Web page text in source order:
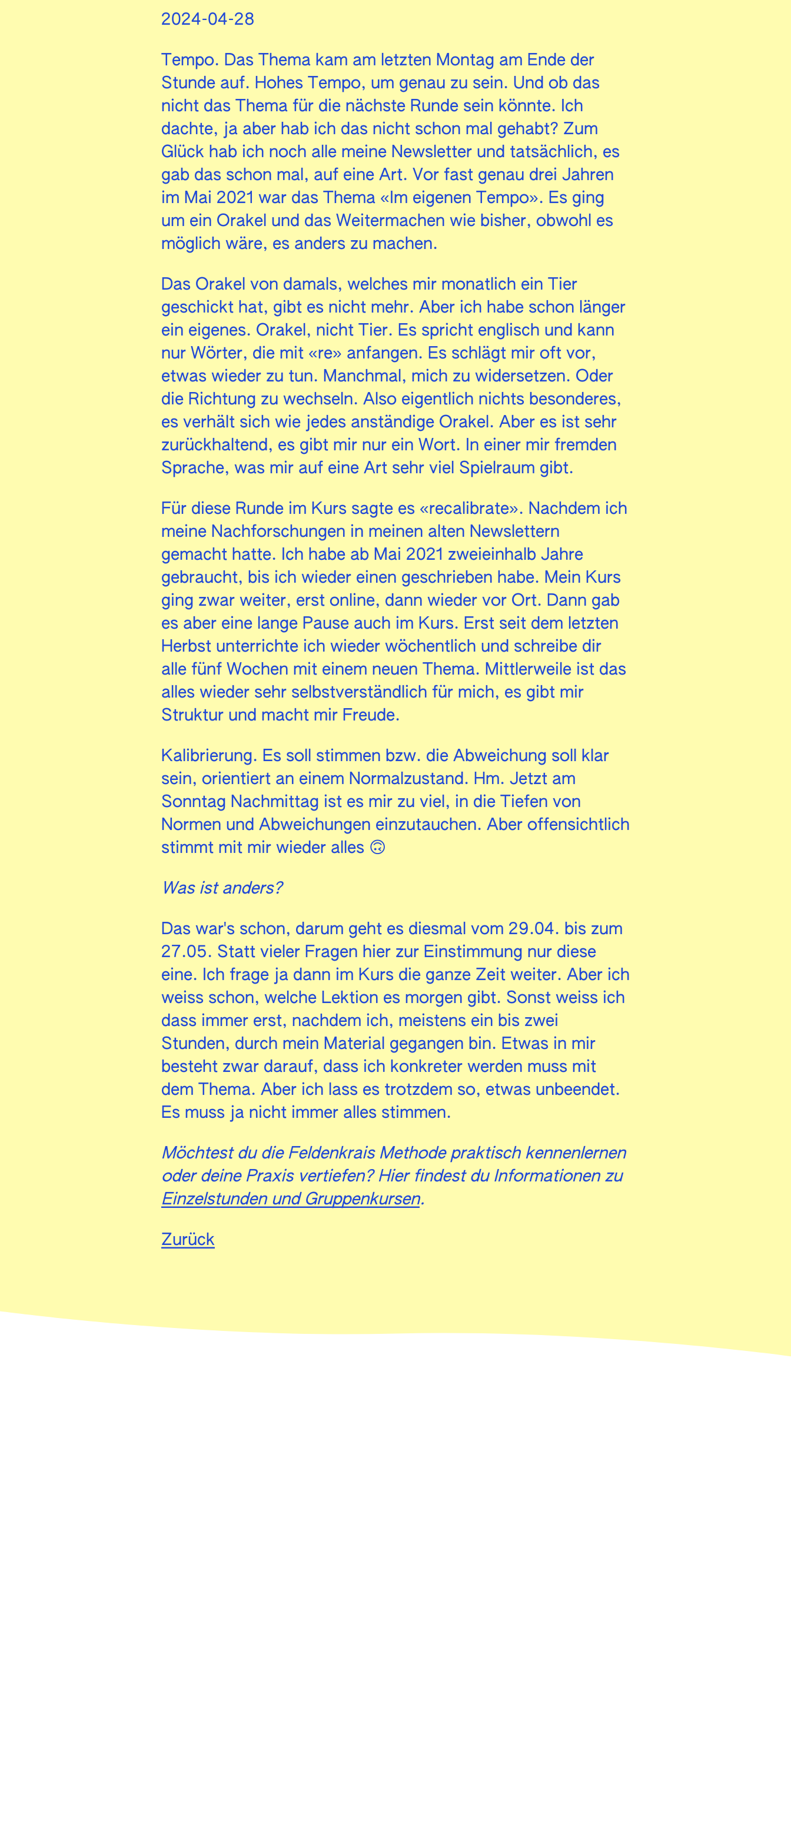
2024-04-28
Tempo. Das Thema kam am letzten Montag am Ende der
Stunde auf. Hohes Tempo, um genau zu sein. Und ob das
nicht das Thema für die nächste Runde sein könnte. Ich
dachte, ja aber hab ich das nicht schon mal gehabt? Zum
Glück hab ich noch alle meine Newsletter und tatsächlich, es
gab das schon mal, auf eine Art. Vor fast genau drei Jahren
im Mai 2021 war das Thema «Im eigenen Tempo». Es ging
um ein Orakel und das Weitermachen wie bisher, obwohl es
möglich wäre, es anders zu machen.
Das Orakel von damals, welches mir monatlich ein Tier
geschickt hat, gibt es nicht mehr. Aber ich habe schon länger
ein eigenes. Orakel, nicht Tier. Es spricht englisch und kann
nur Wörter, die mit «re» anfangen. Es schlägt mir oft vor,
etwas wieder zu tun. Manchmal, mich zu widersetzen. Oder
die Richtung zu wechseln. Also eigentlich nichts besonderes,
es verhält sich wie jedes anständige Orakel. Aber es ist sehr
zurückhaltend, es gibt mir nur ein Wort. In einer mir fremden
Sprache, was mir auf eine Art sehr viel Spielraum gibt.
Für diese Runde im Kurs sagte es «recalibrate». Nachdem ich
meine Nachforschungen in meinen alten Newslettern
gemacht hatte. Ich habe ab Mai 2021 zweieinhalb Jahre
gebraucht, bis ich wieder einen geschrieben habe. Mein Kurs
ging zwar weiter, erst online, dann wieder vor Ort. Dann gab
es aber eine lange Pause auch im Kurs. Erst seit dem letzten
Herbst unterrichte ich wieder wöchentlich und schreibe dir
alle fünf Wochen mit einem neuen Thema. Mittlerweile ist das
alles wieder sehr selbstverständlich für mich, es gibt mir
Struktur und macht mir Freude.
Kalibrierung. Es soll stimmen bzw. die Abweichung soll klar
sein, orientiert an einem Normalzustand. Hm. Jetzt am
Sonntag Nachmittag ist es mir zu viel, in die Tiefen von
Normen und Abweichungen einzutauchen. Aber offensichtlich
stimmt mit mir wieder alles 🙃
Was ist anders?
Das war's schon, darum geht es diesmal vom 29.04. bis zum
27.05. Statt vieler Fragen hier zur Einstimmung nur diese
eine. Ich frage ja dann im Kurs die ganze Zeit weiter. Aber ich
weiss schon, welche Lektion es morgen gibt. Sonst weiss ich
dass immer erst, nachdem ich, meistens ein bis zwei
Stunden, durch mein Material gegangen bin. Etwas in mir
besteht zwar darauf, dass ich konkreter werden muss mit
dem Thema. Aber ich lass es trotzdem so, etwas unbeendet.
Es muss ja nicht immer alles stimmen.
Möchtest du die Feldenkrais Methode praktisch kennenlernen
oder deine Praxis vertiefen? Hier findest du Informationen zu
Einzelstunden und Gruppenkursen.
Zurück